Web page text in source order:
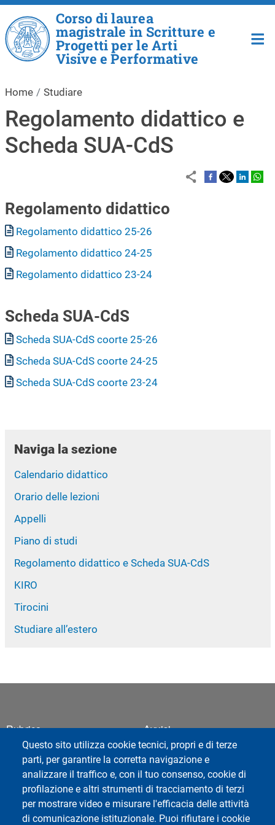
Salta al contenuto principale
Questo sito utilizza cookie tecnici, propri e di terze
parti, per garantire la corretta navigazione e
analizzare il traffico e, con il tuo consenso, cookie di
profilazione e altri strumenti di tracciamento di terzi
per mostrare video e misurare l'efficacia delle attività
di comunicazione istituzionale. Puoi rifiutare i cookie
Corso di laurea
magistrale in Scritture e
Progetti per le Arti
Visive e Performative
Home Studiare
Regolamento didattico e
Scheda SUA-CdS
Regolamento didattico
Documento
Regolamento didattico 25-26
Documento
Regolamento didattico 24-25
Documento
Regolamento didattico 23-24
Scheda SUA-CdS
Documento
Scheda SUA-CdS coorte 25-26
Documento
Scheda SUA-CdS coorte 24-25
Documento
Scheda SUA-CdS coorte 23-24
Naviga la sezione
Calendario didattico
Orario delle lezioni
Appelli
Piano di studi
Regolamento didattico e Scheda SUA-CdS
KIRO
Tirocini
Studiare all’estero
Footer 1
Rubrica
Webmail
ESSE3 Studenti
ESSE3 Docenti
Privacy
Accessibilità
Footer 2
Avvisi